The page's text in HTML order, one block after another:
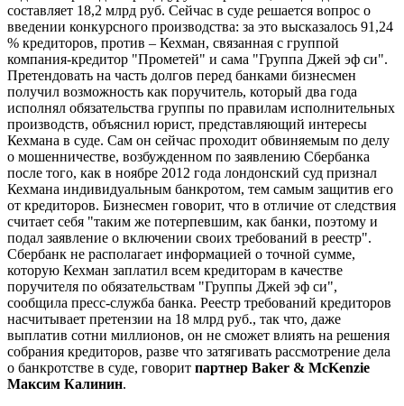
составляет 18,2 млрд руб. Сейчас в суде решается вопрос о
введении конкурсного производства: за это высказалось 91,24
% кредиторов, против – Кехман, связанная с группой
компания-кредитор "Прометей" и сама "Группа Джей эф си".
Претендовать на часть долгов перед банками бизнесмен
получил возможность как поручитель, который два года
исполнял обязательства группы по правилам исполнительных
производств, объяснил юрист, представляющий интересы
Кехмана в суде. Сам он сейчас проходит обвиняемым по делу
о мошенничестве, возбужденном по заявлению Сбербанка
после того, как в ноябре 2012 года лондонский суд признал
Кехмана индивидуальным банкротом, тем самым защитив его
от кредиторов. Бизнесмен говорит, что в отличие от следствия
считает себя "таким же потерпевшим, как банки, поэтому и
подал заявление о включении своих требований в реестр".
Сбербанк не располагает информацией о точной сумме,
которую Кехман заплатил всем кредиторам в качестве
поручителя по обязательствам "Группы Джей эф си",
сообщила пресс-служба банка. Реестр требований кредиторов
насчитывает претензии на 18 млрд руб., так что, даже
выплатив сотни миллионов, он не сможет влиять на решения
собрания кредиторов, разве что затягивать рассмотрение дела
о банкротстве в суде, говорит партнер Baker & McKenzie
Максим Калинин.